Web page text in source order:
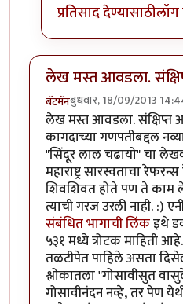
प्रतिसाद देण्यासाठी
लेख मस्त आवडला.
बॅटमॅनबुधवार, 18/09/2013
लेख मस्त आवडला. संक्षिप्त
कागदाच्या गणपतीबद्दल
"सिंदूर लाल चढायो" चा
महाराष्ट्र सारस्वताचा
शिवशिवत होते पण ते काम
त्याची गरज उरली नाही. :)
संबंधित भागाची लिंकइथे
५३१ मध्ये त्रोटक माहिती
तळटीपेत पाहिले असता
श्लोकातला "गोसावीसुत
गोसावीनंदन नव्हे, तर पेण